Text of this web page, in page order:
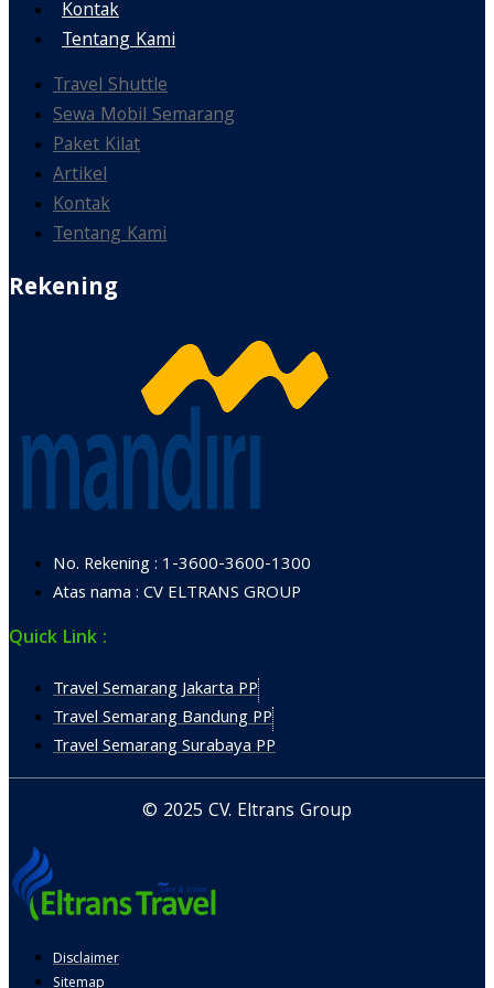
Kontak
Tentang Kami
Travel Shuttle
Sewa Mobil Semarang
Paket Kilat
Artikel
Kontak
Tentang Kami
Rekening
No. Rekening : 1-3600-3600-1300
Atas nama : CV ELTRANS GROUP
Quick Link :
Travel Semarang Jakarta PP
Travel Semarang Bandung PP
Travel Semarang Surabaya PP
© 2025 CV. Eltrans Group
Disclaimer